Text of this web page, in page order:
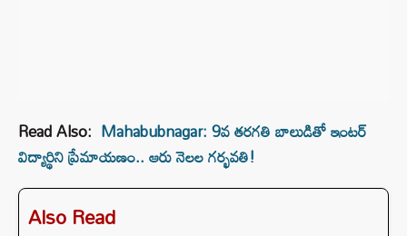
Read Also: Mahabubnagar: 9వ తరగతి బాలుడితో ఇంటర్
విద్యార్థిని ప్రేమాయణం.. ఆరు నెలల గర్భవతి!
Also Read